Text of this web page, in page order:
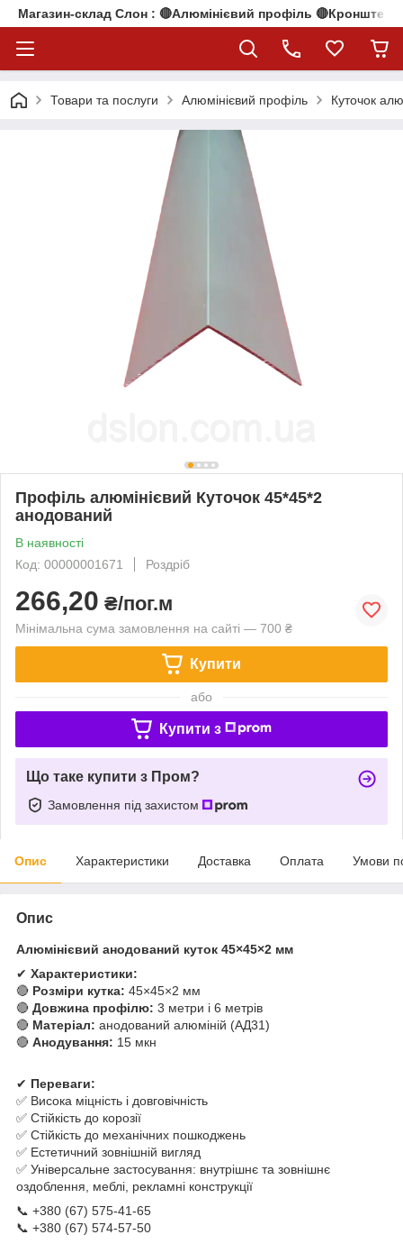
Магазин-склад Слон : 🔴Алюмінієвий профіль
Товари та послуги Алюмінієвий профіль Куточок
Профіль алюмінієвий Куточок 45*45*2
анодований
В наявності
Код: 00000001671
Роздріб
266,20 ₴/пог.м
Мінімальна сума замовлення на сайті — 700 ₴
Купити
або
Купити з
Що таке купити з Пром?
Замовлення під захистом
Опис Характеристики Доставка Оплата Умови
Опис
Алюмінієвий анодований куток 45×45×2 мм
✔ Характеристики:
🔴 Розміри кутка: 45×45×2 мм
🔴 Довжина профілю: 3 метри і 6 метрів
🔴 Матеріал: анодований алюміній (АД31)
🔴 Анодування: 15 мкн
✔ Переваги:
✅ Висока міцність і довговічність
✅ Стійкість до корозії
✅ Стійкість до механічних пошкоджень
✅ Естетичний зовнішній вигляд
✅ Універсальне застосування: внутрішнє та зовнішнє
оздоблення, меблі, рекламні конструкції
📞 +380 (67) 575-41-65
📞 +380 (67) 574-57-50